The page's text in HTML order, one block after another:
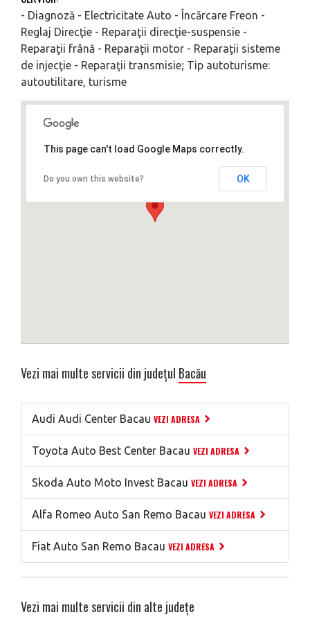
- Diagnoză - Electricitate Auto - Încărcare Freon -
Reglaj Direcţie - Reparaţii direcţie-suspensie -
Reparaţii frână - Reparaţii motor - Reparaţii sisteme
de injecţie - Reparaţii transmisie; Tip autoturisme:
autoutilitare, turisme
This page can't load Google Maps correctly.
Do you own this website? OK
Vezi mai multe servicii din județul Bacău
Audi Audi Center Bacau VEZI ADRESA
Toyota Auto Best Center Bacau VEZI ADRESA
Skoda Auto Moto Invest Bacau VEZI ADRESA
Alfa Romeo Auto San Remo Bacau VEZI ADRESA
Fiat Auto San Remo Bacau VEZI ADRESA
Vezi mai multe servicii din alte județe